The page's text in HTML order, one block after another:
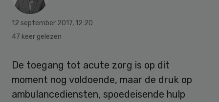
12 september 2017, 12:20
47 keer gelezen
De toegang tot acute zorg is op dit
moment nog voldoende, maar de druk op
ambulancediensten, spoedeisende hulp